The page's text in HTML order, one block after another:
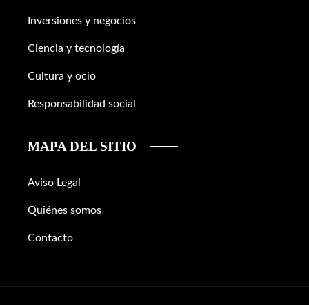
Inversiones y negocios
Ciencia y tecnología
Cultura y ocio
Responsabilidad social
MAPA DEL SITIO
Aviso Legal
Quiénes somos
Contacto